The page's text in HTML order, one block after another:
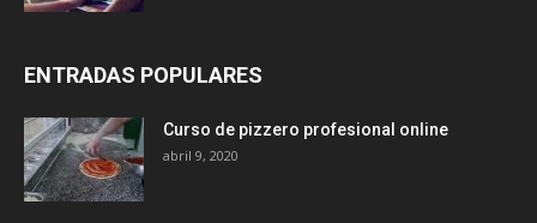
ENTRADAS POPULARES
Curso de pizzero profesional online
abril 9, 2020